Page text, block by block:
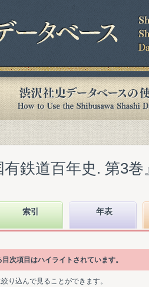
鉄道百年史. 第3巻
索引 年表
次項目はハイライトされています。
り込んで見ることができます。